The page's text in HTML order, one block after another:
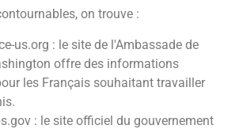
on trouve :
us.org : le site de l'Ambassade de
offre des informations
les Français souhaitant travailler
: le site officiel du gouvernement